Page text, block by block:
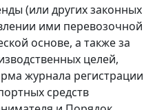
(или других законных
ими перевозочной
основе, а также за
целей,
журнала регистрации
средств